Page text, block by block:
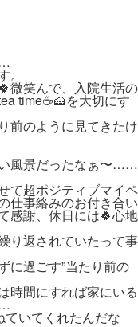
微笑んで、入院生活の
time☕🍰を大切にす
前のように見てきたけ
風景だったなぁ〜……
て超ポジティブマイペ
仕事絡みのお付き合い
感謝、休日には🍀心地
り返されていたって事
に過ごす”当たり前の
時間にすれば家にいる
ていてくれたんだな